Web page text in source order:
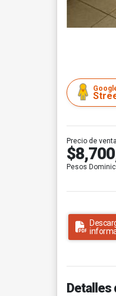
Precio de venta
Pesos
Detalles